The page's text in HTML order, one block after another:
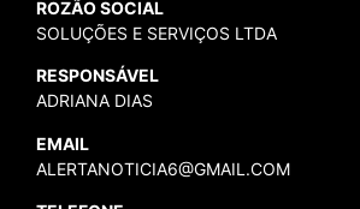
ROZÃO SOCIAL
SOLUÇÕES E SERVIÇOS LTDA
RESPONSÁVEL
ADRIANA DIAS
EMAIL
ALERTANOTICIA6@GMAIL.COM